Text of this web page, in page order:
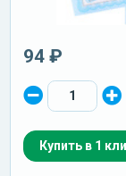
94 ₽
Купить в 1